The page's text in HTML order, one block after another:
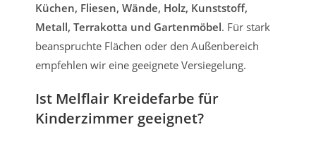
Küchen, Fliesen, Wände, Holz, Kunststoff,
Metall, Terrakotta und Gartenmöbel. Für stark
beanspruchte Flächen oder den Außenbereich
empfehlen wir eine geeignete Versiegelung.
Ist Melflair Kreidefarbe für
Kinderzimmer geeignet?